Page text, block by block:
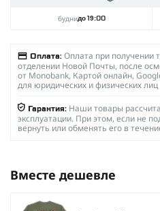
буднидо 19:00
Оплата: Оплата при получении
отделении Новой Почты, после
от Monobank, Картой онлайн,
для юридических и физических лиц
Гарантия: Наши товары
эксплуатации. При этом, если не
вернуть или обменять его в
Вместе дешевле